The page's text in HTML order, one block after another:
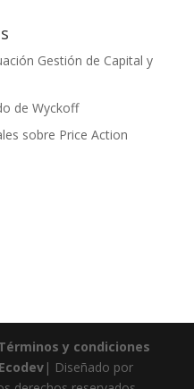
Gestión de Capital y
de Wyckoff
sobre Price Action
y condiciones
| Diseñado por